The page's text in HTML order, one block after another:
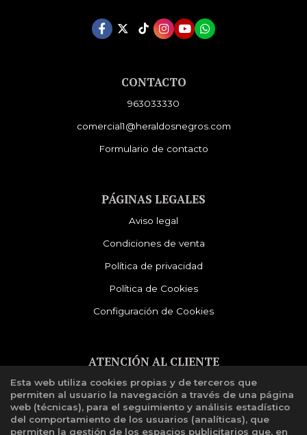
CONTACTO
963033330
comercial1@heraldosnegros.com
Formulario de contacto
PÁGINAS LEGALES
Aviso legal
Condiciones de venta
Política de privacidad
Política de Cookies
Configuración de Cookies
ATENCIÓN AL CLIENTE
Quiénes somos
Libro de reclamaciones
Esta web utiliza cookies propias y de terceros que
permiten al usuario la navegación a través de una página
web (técnicas), para el seguimiento y análisis estadístico
del comportamiento de los usuarios (analíticas), que
permiten la gestión de los espacios publicitarios que, en